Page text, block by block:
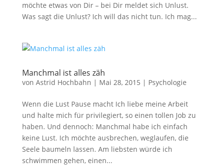
möchte etwas von Dir – bei Dir meldet sich Unlust.
Was sagt die Unlust? Ich will das nicht tun. Ich mag...
Manchmal ist alles zäh
von Astrid Hochbahn | Mai 28, 2015 | Psychologie
Wenn die Lust Pause macht Ich liebe meine Arbeit
und halte mich für privilegiert, so einen tollen Job zu
haben. Und dennoch: Manchmal habe ich einfach
keine Lust. Ich möchte ausbrechen, weglaufen, die
Seele baumeln lassen. Am liebsten würde ich
schwimmen gehen, einen...